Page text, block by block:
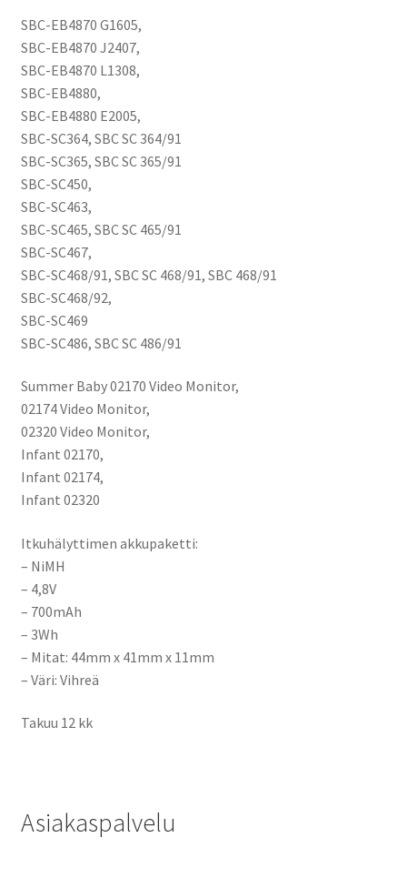
SBC-EB4870 G1605,
SBC-EB4870 J2407,
SBC-EB4870 L1308,
SBC-EB4880,
SBC-EB4880 E2005,
SBC-SC364, SBC SC 364/91
SBC-SC365, SBC SC 365/91
SBC-SC450,
SBC-SC463,
SBC-SC465, SBC SC 465/91
SBC-SC467,
SBC-SC468/91, SBC SC 468/91, SBC 468/91
SBC-SC468/92,
SBC-SC469
SBC-SC486, SBC SC 486/91
Summer Baby 02170 Video Monitor,
02174 Video Monitor,
02320 Video Monitor,
Infant 02170,
Infant 02174,
Infant 02320
Itkuhälyttimen akkupaketti:
– NiMH
– 4,8V
– 700mAh
– 3Wh
– Mitat: 44mm x 41mm x 11mm
– Väri: Vihreä
Takuu 12 kk
Asiakaspalvelu